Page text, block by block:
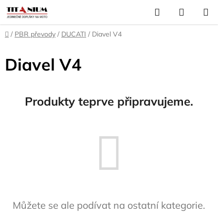
Přejít
na
obsah
Hledat
KOŠÍK
Domů
/ PBR převody / DUCATI / Diavel V4
Diavel V4
Produkty teprve připravujeme.
Můžete se ale podívat na ostatní kategorie.